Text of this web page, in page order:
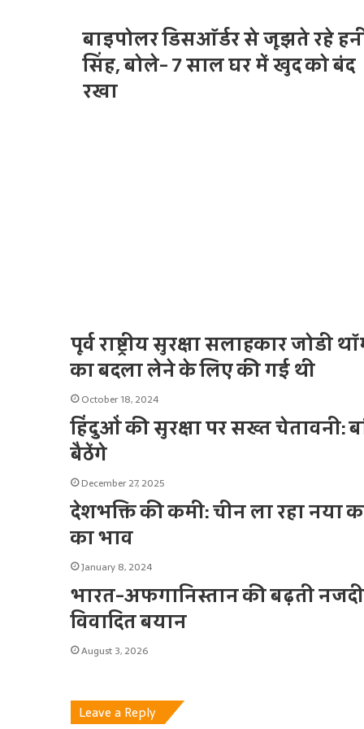
t
e
बाइपोलर डिसऑर्डर से जूझते रहे
सिंह, बोले- 7 साल घर में खुद को बंद
रखा
पूर्व राष्ट्रीय सुरक्षा सलाहकार
का बदला लेने के लिए की गई थी
October 18, 2024
हिंदुओं की सुरक्षा पर सख्त चेतावनी:
बैठेंगे
December 27, 2025
देशभक्ति की कमी: चीन ला रहा नया
का भाव
January 8, 2024
भारत-अफगानिस्तान की बढ़ती
विवादित बयान
August 3, 2026
Leave a Reply